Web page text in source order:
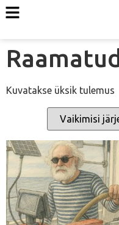
Raamatud
Kuvatakse üksik tulemus